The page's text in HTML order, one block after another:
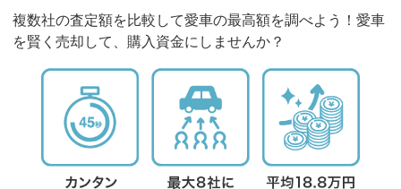
複数社の査定額を比較して愛車の最高額を調べよう！愛車
を賢く売却して、購入資金にしませんか？